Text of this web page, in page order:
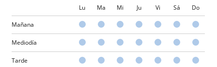
Lu Ma Mi Ju Vi Sá Do
Mañana
Mediodía
Tarde